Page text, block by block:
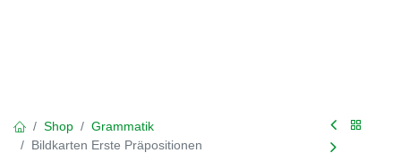
Shop
Grammatik
Bildkarten Erste Präpositionen